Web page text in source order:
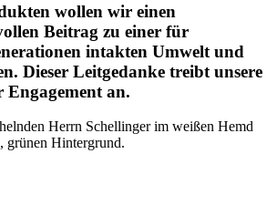
wollen wir einen
Beitrag zu einer für
intakten Umwelt und
Dieser Leitgedanke treibt unsere
an.